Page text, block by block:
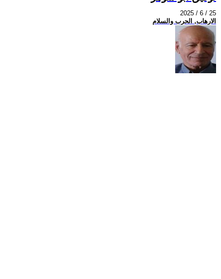
2025 / 6 / 25
الارهاب, الحرب والسلام